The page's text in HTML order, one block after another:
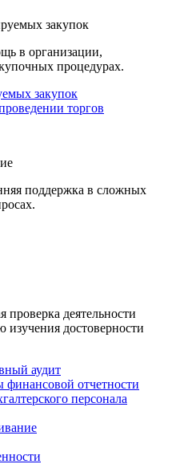
закупок
в организации,
процедурах.
закупок
торгов
поддержка в сложных
проверка деятельности
изучения достоверности
аудит
отчетности
персонала